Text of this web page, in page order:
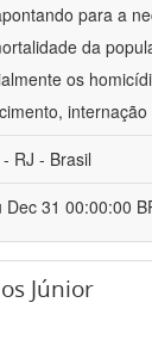
para a
da
os
RJ - Brasil
31 00:00:00
Júnior